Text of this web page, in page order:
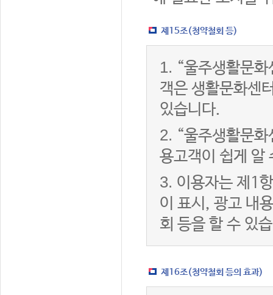
제15조(청약철회 등)
1. “울주생활문
객은 생활문화센
있습니다.
2. “울주생활문
용고객이 쉽게 알
3. 이용자는 제1
이 표시, 광고 내
회 등을 할 수 있
제16조(청약철회 등의 효과)